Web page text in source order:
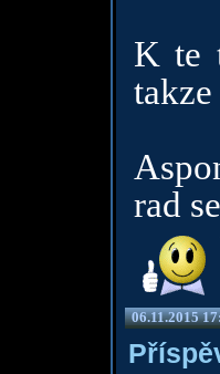
K te
rad
06.11.2015